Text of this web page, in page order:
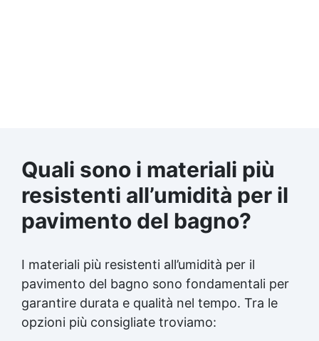
Quali sono i materiali più
resistenti all’umidità per il
pavimento del bagno?
I materiali più resistenti all’umidità per il
pavimento del bagno sono fondamentali per
garantire durata e qualità nel tempo. Tra le
opzioni più consigliate troviamo: